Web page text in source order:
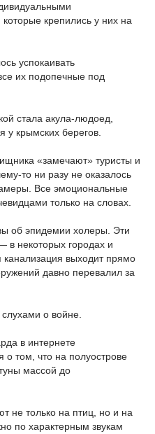
крепились у них на
успокаивать
их подопечные под
стала акула-людоед,
крымских берегов.
«замечают» туристы и
то ни разу не оказалось
Все эмоциональные
только на словах.
об эпидемии холеры. Эти
в некоторых городах и
канализация выходит прямо
давно перевалил за
о войне.
в интернете
том, что на полуострове
массой до
не только на птиц, но и на
по характерным звукам